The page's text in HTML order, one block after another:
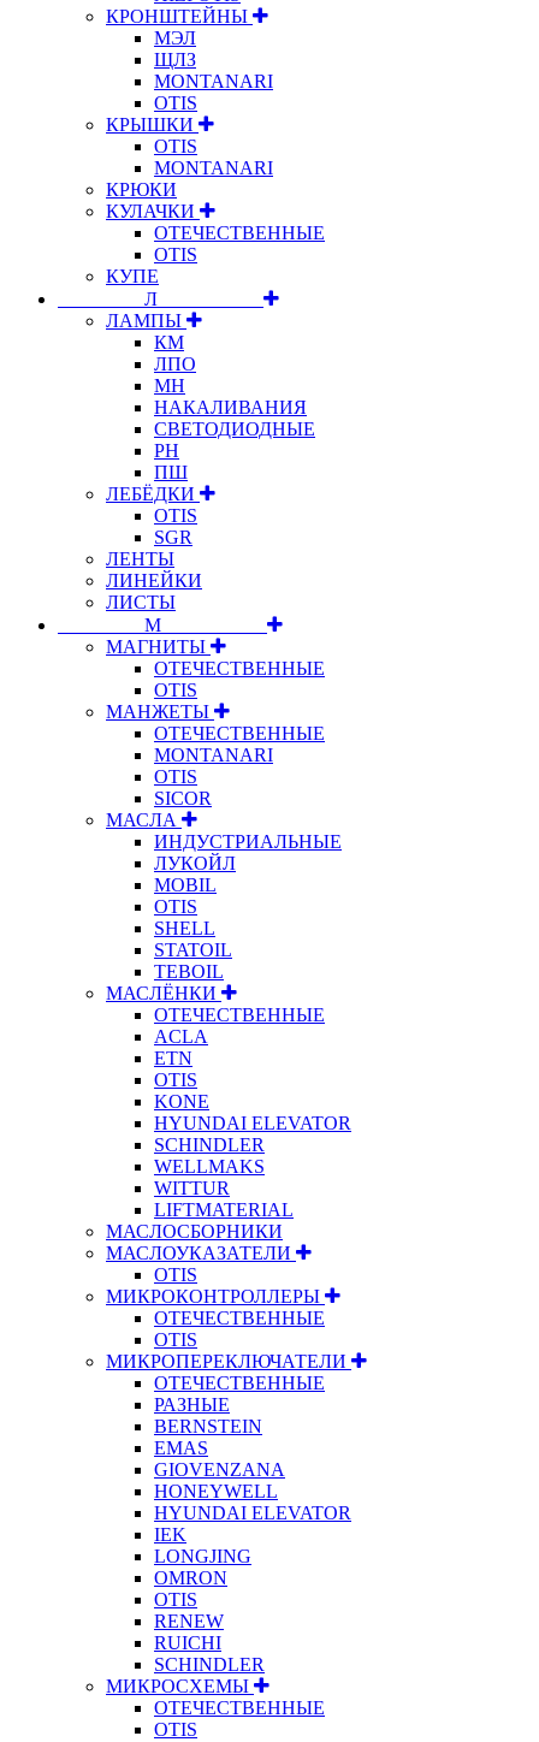
КРОНШТЕЙНЫ
МЭЛ
ЩЛЗ
MONTANARI
OTIS
КРЫШКИ
OTIS
MONTANARI
КРЮКИ
КУЛАЧКИ
ОТЕЧЕСТВЕННЫЕ
OTIS
КУПЕ
⠀⠀⠀⠀⠀⠀Л⠀⠀⠀⠀⠀⠀⠀
ЛАМПЫ
КМ
ЛПО
МН
НАКАЛИВАНИЯ
СВЕТОДИОДНЫЕ
РН
ПШ
ЛЕБЁДКИ
OTIS
SGR
ЛЕНТЫ
ЛИНЕЙКИ
ЛИСТЫ
⠀⠀⠀⠀⠀⠀М⠀⠀⠀⠀⠀⠀⠀
МАГНИТЫ
ОТЕЧЕСТВЕННЫЕ
OTIS
МАНЖЕТЫ
ОТЕЧЕСТВЕННЫЕ
MONTANARI
OTIS
SICOR
МАСЛА
ИНДУСТРИАЛЬНЫЕ
ЛУКОЙЛ
MOBIL
OTIS
SHELL
STATOIL
TEBOIL
МАСЛЁНКИ
ОТЕЧЕСТВЕННЫЕ
ACLA
ETN
OTIS
KONE
HYUNDAI ELEVATOR
SCHINDLER
WELLMAKS
WITTUR
LIFTMATERIAL
МАСЛОСБОРНИКИ
МАСЛОУКАЗАТЕЛИ
OTIS
МИКРОКОНТРОЛЛЕРЫ
ОТЕЧЕСТВЕННЫЕ
OTIS
МИКРОПЕРЕКЛЮЧАТЕЛИ
ОТЕЧЕСТВЕННЫЕ
РАЗНЫЕ
BERNSTEIN
EMAS
GIOVENZANA
HONEYWELL
HYUNDAI ELEVATOR
IEK
LONGJING
OMRON
OTIS
RENEW
RUICHI
SCHINDLER
МИКРОСХЕМЫ
ОТЕЧЕСТВЕННЫЕ
OTIS